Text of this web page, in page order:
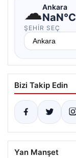
☁Ankara
NaN°C
ŞEHIR SEÇ
Bizi Takip Edin
Yan Manşet